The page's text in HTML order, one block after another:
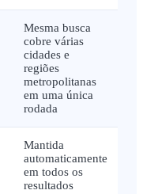
Mesma busca
cobre várias
cidades e
regiões
metropolitanas
em uma única
rodada
Mantida
automaticamente
em todos os
resultados